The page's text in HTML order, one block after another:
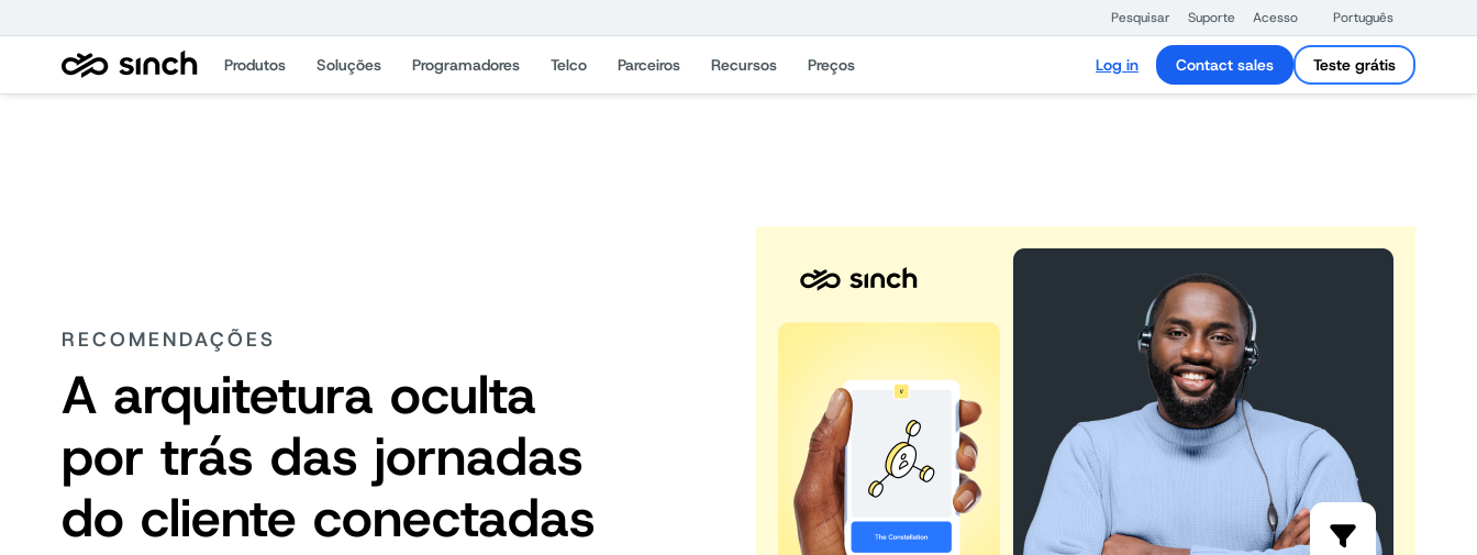
Pesquisar Suporte Acesso Português
Produtos Soluções Programadores Telco Parceiros Recursos Preços Log in Contact sales Teste grátis
RECOMENDAÇÕES
A arquitetura oculta
por trás das jornadas
do cliente conectadas